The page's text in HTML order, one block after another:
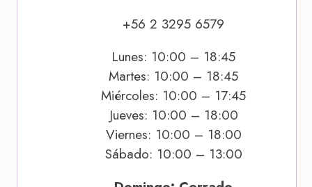
+56 2 3295 6579
Lunes: 10:00 – 18:45
Martes: 10:00 – 18:45
Miércoles: 10:00 – 17:45
Jueves: 10:00 – 18:00
Viernes: 10:00 – 18:00
Sábado: 10:00 – 13:00